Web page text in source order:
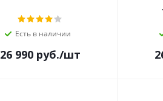
Есть в наличии
26 990 руб./шт